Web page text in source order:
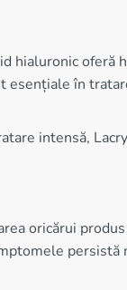
hialuronic oferă
esențiale în
intensă,
oricărui
persistă